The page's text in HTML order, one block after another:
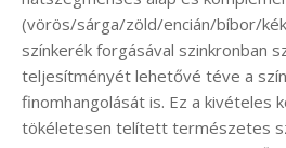
(vörös/sárga/zöld/encián/bíbor/
színkerék forgásával szinkronban
teljesítményét lehetővé téve a
finomhangolását is. Ez a kivételes
tökéletesen telített természetes